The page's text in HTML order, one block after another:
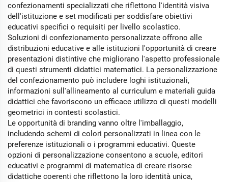
confezionamenti specializzati che riflettono l'identità visiva
dell'istituzione e set modificati per soddisfare obiettivi
educativi specifici o requisiti per livello scolastico.
Soluzioni di confezionamento personalizzate offrono alle
distribuzioni educative e alle istituzioni l'opportunità di creare
presentazioni distintive che migliorano l'aspetto professionale
di questi strumenti didattici matematici. La personalizzazione
del confezionamento può includere loghi istituzionali,
informazioni sull'allineamento al curriculum e materiali guida
didattici che favoriscono un efficace utilizzo di questi modelli
geometrici in contesti scolastici.
Le opportunità di branding vanno oltre l'imballaggio,
includendo schemi di colori personalizzati in linea con le
preferenze istituzionali o i programmi educativi. Queste
opzioni di personalizzazione consentono a scuole, editori
educativi e programmi di matematica di creare risorse
didattiche coerenti che riflettono la loro identità unica,